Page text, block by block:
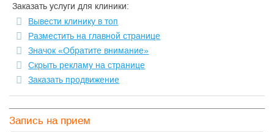
Заказать услуги для клиники:
Вывести клинику в топ
Разместить на главной странице
Значок «Обратите внимание»
Скрыть рекламу на странице
Заказать продвижение
Запись на прием